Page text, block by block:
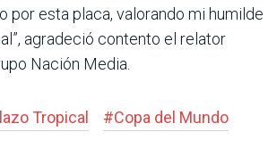
por esta placa, valorando mi humilde
agradeció contento el relator
Nación Media.
Tropical #Copa del Mundo